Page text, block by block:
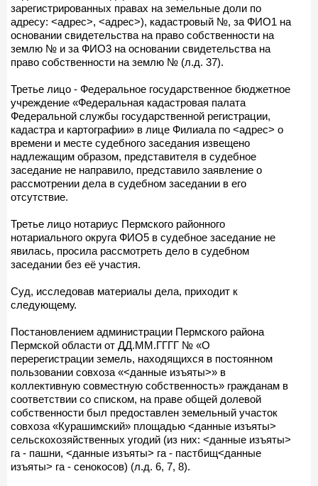
зарегистрированных правах на земельные доли по
адресу: <адрес>, <адрес>), кадастровый №, за ФИО1 на
основании свидетельства на право собственности на
землю № и за ФИО3 на основании свидетельства на
право собственности на землю № (л.д. 37).
Третье лицо - Федеральное государственное бюджетное
учреждение «Федеральная кадастровая палата
Федеральной службы государственной регистрации,
кадастра и картографии» в лице Филиала по <адрес> о
времени и месте судебного заседания извещено
надлежащим образом, представителя в судебное
заседание не направило, представило заявление о
рассмотрении дела в судебном заседании в его
отсутствие.
Третье лицо нотариус Пермского районного
нотариального округа ФИО5 в судебное заседание не
явилась, просила рассмотреть дело в судебном
заседании без её участия.
Суд, исследовав материалы дела, приходит к
следующему.
Постановлением администрации Пермского района
Пермской области от ДД.ММ.ГГГГ № «О
перерегистрации земель, находящихся в постоянном
пользовании совхоза «<данные изъяты>» в
коллективную совместную собственность» гражданам в
соответствии со списком, на праве общей долевой
собственности был предоставлен земельный участок
совхоза «Курашимский» площадью <данные изъяты>
сельскохозяйственных угодий (из них: <данные изъяты>
га - пашни, <данные изъяты> га - пастбищ<данные
изъяты> га - сенокосов) (л.д. 6, 7, 8).